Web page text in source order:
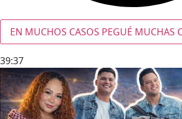
EN MUCHOS CASOS PEGUÉ MUCHAS
39:37